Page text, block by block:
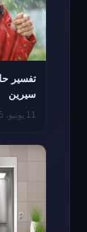
تفسير
سيرين
11 يونيو، 2025